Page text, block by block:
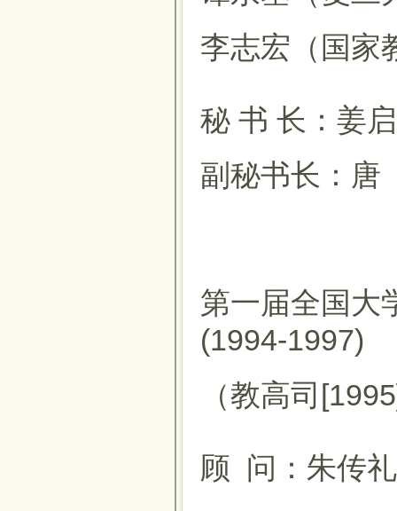
李志宏（国家
秘 书 长：姜
副秘书长：唐
第一届全国大
(1994-1997)
（教高司
顾 问：朱传